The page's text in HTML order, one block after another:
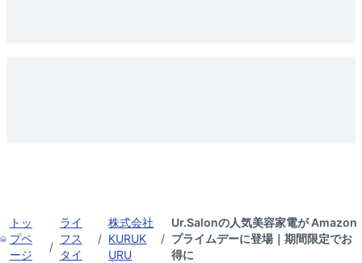
トッ
プペ
ージ
/
ライ
フス
タイ
/
株式会社
KURUK
URU
/
Ur.Salonの人気美容家電が Amazon
プライムデーに登場｜期間限定でお
得に